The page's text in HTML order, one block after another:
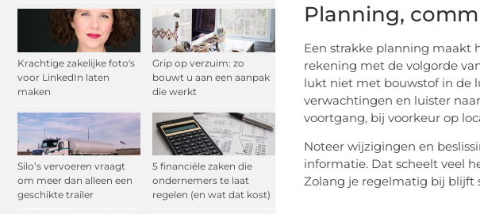
Krachtige zakelijke foto's
voor LinkedIn laten
maken
Grip op verzuim: zo
bouwt u aan een aanpak
die werkt
Silo’s vervoeren vraagt
om meer dan alleen een
geschikte trailer
5 financiële zaken die
ondernemers te laat
regelen (en wat dat kost)
Planning,
Een strakke planning maakt
rekening met de volgorde
lukt niet met bouwstof in de
verwachtingen en luister
voortgang, bij voorkeur op
Noteer wijzigingen en
informatie. Dat scheelt veel
Zolang je regelmatig bij blijft